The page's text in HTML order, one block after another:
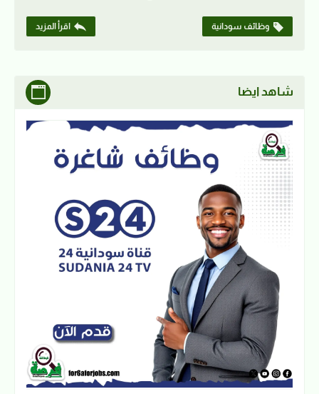
وظائف سودانية اقرأ المزيد
شاهد ايضا